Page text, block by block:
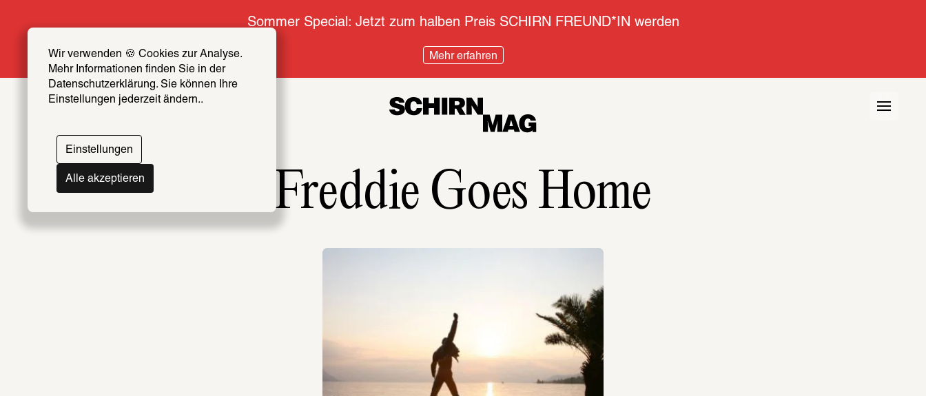
Wir verwenden 🍪 Cookies zur Analyse.
Mehr Informationen finden Sie in der
Datenschutzerklärung. Sie können Ihre
Einstellungen jederzeit ändern..
Einstellungen
Alle akzeptieren
Sommer Special: Jetzt zum halben Preis SCHIRN FREUND*IN werden
Mehr erfahren
Freddie Goes Home